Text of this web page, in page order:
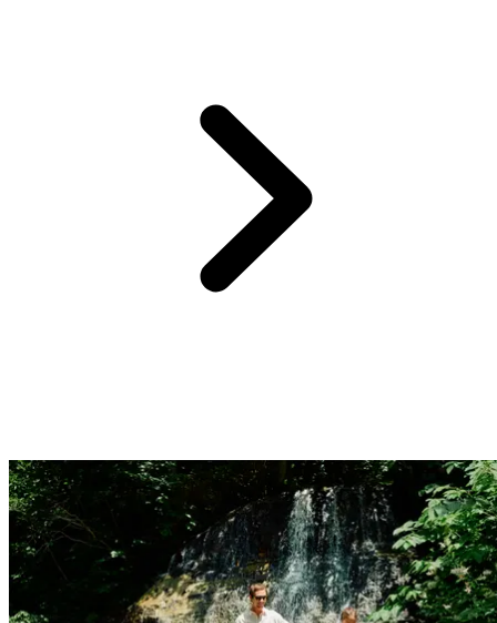
休暇の計画を立てるとき、特にご家族で参加する場合は、全
員が満足できるアクティビティを選ぶのは何より難しいもの
です。ですがクラブメッドには、毎晩のエンターテイメン
ト、初心者から熟練者までレベルに合わせたスポーツやアク
ティビティ、そして子供が楽しめるキッズケア施設などがあ
り、家族全員が楽しむことができます。スパでのんびりした
り、カップルだけの充実したひとときを過ごしたり。ビーチ